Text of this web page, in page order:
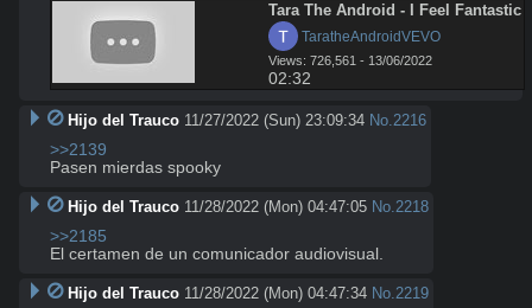
Tara The Android - I Feel Fantastic
TaratheAndroidVEVO
Views: 726,561 - 13/06/2022
02:32
Hijo del Trauco 11/27/2022 (Sun) 23:09:34 No.2216
>>2139
Pasen mierdas spooky
Hijo del Trauco 11/28/2022 (Mon) 04:47:05 No.2218
>>2185
El certamen de un comunicador audiovisual.
Hijo del Trauco 11/28/2022 (Mon) 04:47:34 No.2219